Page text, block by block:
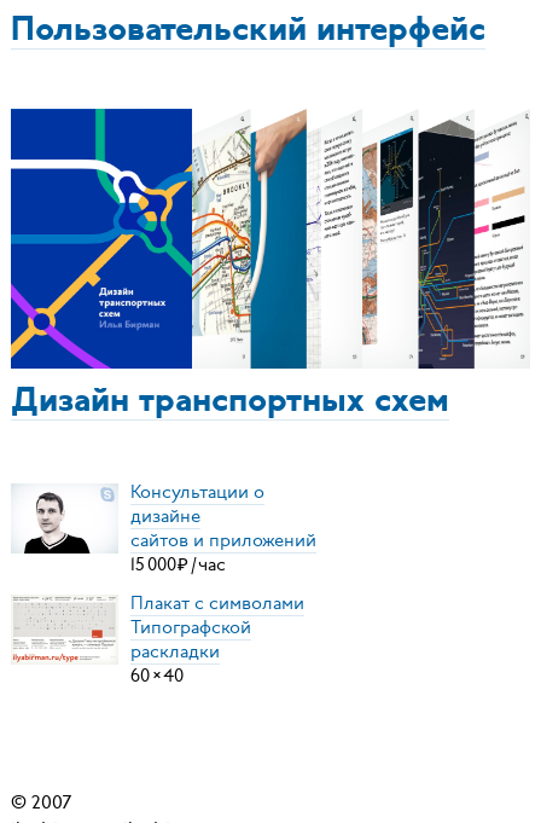
Пользовательский интерфейс
Дизайн транспортных схем
Консультации о
дизайне
сайтов и приложений
15000₽ /час
Плакат с символами
Типографской
раскладки
60×40
© 2007